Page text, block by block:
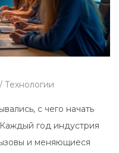
Технологии
с чего начать
год индустрия
и меняющиеся